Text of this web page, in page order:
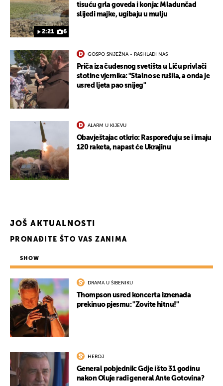
2:21 6
tisuću grla goveda i konja: Mladunčad
slijedi majke, ugibaju u mulju
GOSPO SNJEŽNA - RASHLADI NAS
Priča iza čudesnog svetišta u Liču privlači
stotine vjernika: "Stalno se rušila, a onda je
usred ljeta pao snijeg"
ALARM U KIJEVU
Obavještajac otkrio: Raspoređuju se i imaju
120 raketa, napast će Ukrajinu
JOŠ AKTUALNOSTI
PRONAĐITE ŠTO VAS ZANIMA
SHOW
DRAMA U ŠIBENIKU
Thompson usred koncerta iznenada
prekinuo pjesmu: "Zovite hitnu!"
HEROJ
General pobjednik: Gdje i što 31 godinu
nakon Oluje radi general Ante Gotovina?